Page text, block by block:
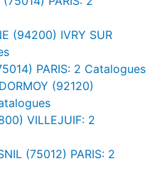
(94200) IVRY SUR
PARIS: 2 Catalogues
(92120)
VILLEJUIF: 2
(75012) PARIS: 2